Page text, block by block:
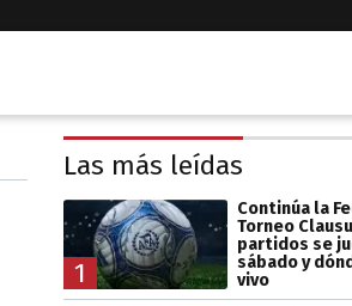
Las más leídas
1
Continúa la
Torneo
partidos se
sábado y
vivo